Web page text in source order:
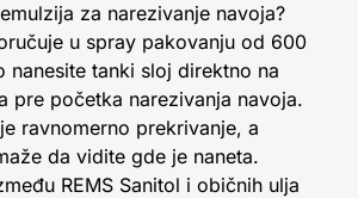
za narezivanje navoja?
u spray pakovanju od 600
nanesite tanki sloj direktno na
pre početka narezivanja navoja.
ravnomerno prekrivanje, a
da vidite gde je naneta.
REMS Sanitol i običnih ulja